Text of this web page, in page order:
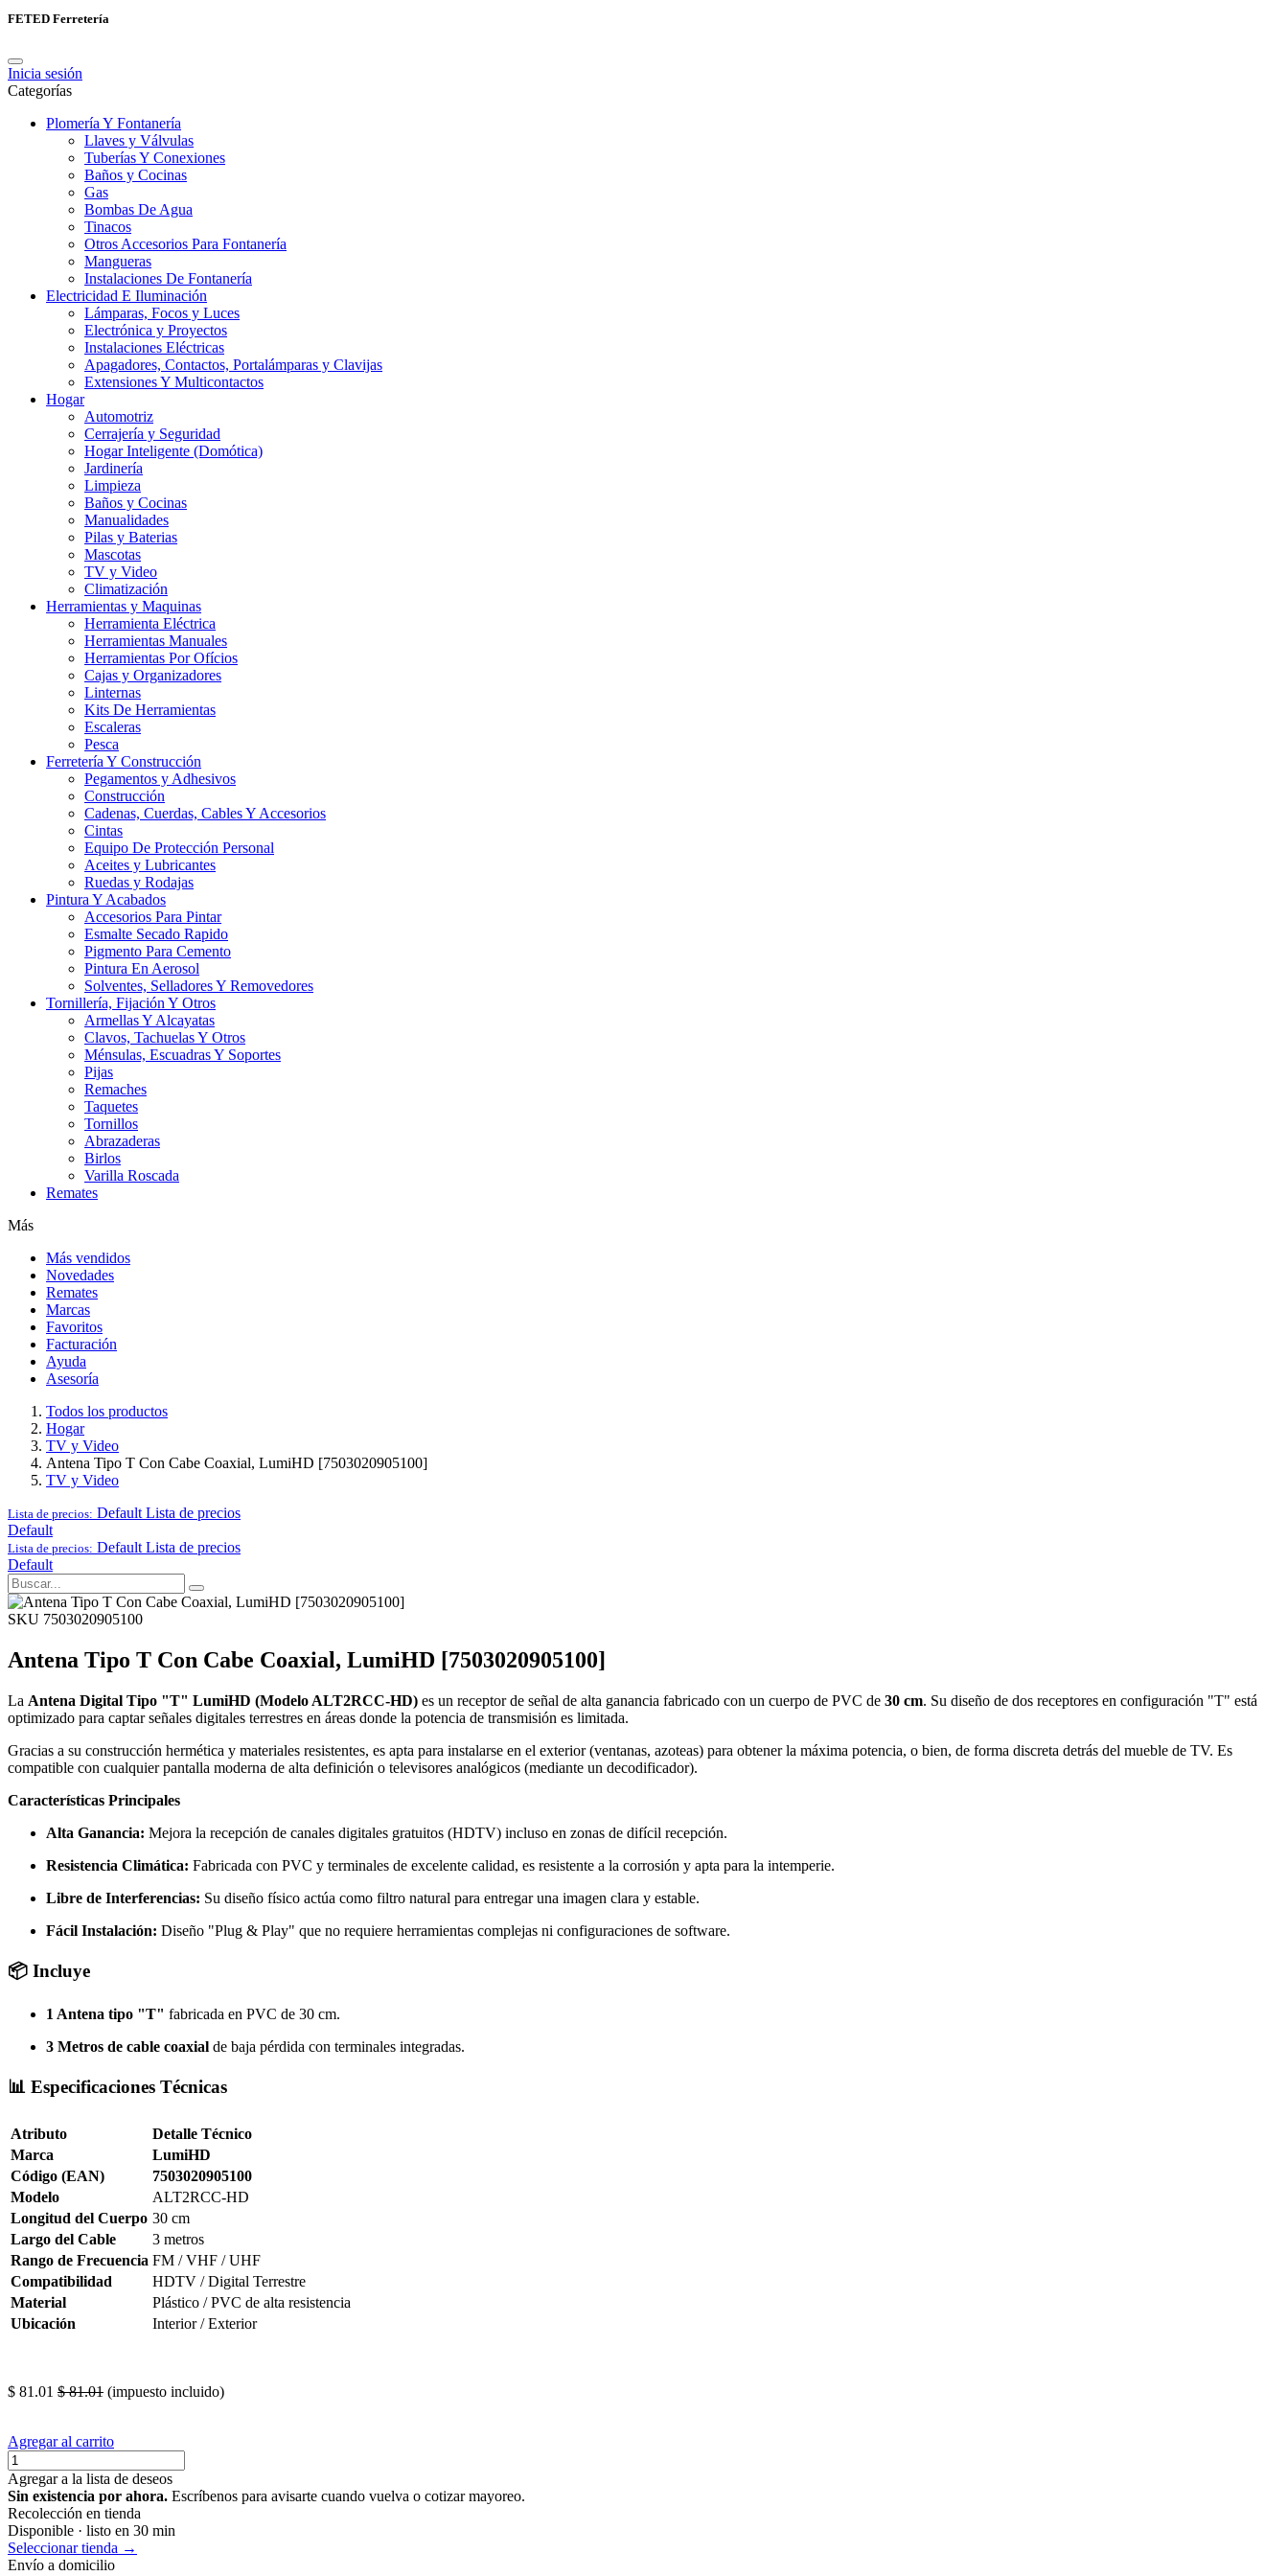
FETED Ferretería
Inicia sesión
Categorías
Plomería Y Fontanería
Llaves y Válvulas
Tuberías Y Conexiones
Baños y Cocinas
Gas
Bombas De Agua
Tinacos
Otros Accesorios Para Fontanería
Mangueras
Instalaciones De Fontanería
Electricidad E Iluminación
Lámparas, Focos y Luces
Electrónica y Proyectos
Instalaciones Eléctricas
Apagadores, Contactos, Portalámparas y Clavijas
Extensiones Y Multicontactos
Hogar
Automotriz
Cerrajería y Seguridad
Hogar Inteligente (Domótica)
Jardinería
Limpieza
Baños y Cocinas
Manualidades
Pilas y Baterias
Mascotas
TV y Video
Climatización
Herramientas y Maquinas
Herramienta Eléctrica
Herramientas Manuales
Herramientas Por Ofícios
Cajas y Organizadores
Linternas
Kits De Herramientas
Escaleras
Pesca
Ferretería Y Construcción
Pegamentos y Adhesivos
Construcción
Cadenas, Cuerdas, Cables Y Accesorios
Cintas
Equipo De Protección Personal
Aceites y Lubricantes
Ruedas y Rodajas
Pintura Y Acabados
Accesorios Para Pintar
Esmalte Secado Rapido
Pigmento Para Cemento
Pintura En Aerosol
Solventes, Selladores Y Removedores
Tornillería, Fijación Y Otros
Armellas Y Alcayatas
Clavos, Tachuelas Y Otros
Ménsulas, Escuadras Y Soportes
Pijas
Remaches
Taquetes
Tornillos
Abrazaderas
Birlos
Varilla Roscada
Remates
Más
Más vendidos
Novedades
Remates
Marcas
Favoritos
Facturación
Ayuda
Asesoría
Todos los productos
Hogar
TV y Video
Antena Tipo T Con Cabe Coaxial, LumiHD [7503020905100]
TV y Video
Lista de precios: Default Lista de precios
Default
Lista de precios: Default Lista de precios
Default
SKU 7503020905100
Antena Tipo T Con Cabe Coaxial, LumiHD [7503020905100]
La Antena Digital Tipo "T" LumiHD (Modelo ALT2RCC-HD) es un receptor de señal de alta ganancia fabricado con un cuerpo de PVC de 30 cm. Su diseño de dos receptores en configuración "T" está
optimizado para captar señales digitales terrestres en áreas donde la potencia de transmisión es limitada.
Gracias a su construcción hermética y materiales resistentes, es apta para instalarse en el exterior (ventanas, azoteas) para obtener la máxima potencia, o bien, de forma discreta detrás del mueble de TV. Es
compatible con cualquier pantalla moderna de alta definición o televisores analógicos (mediante un decodificador).
Características Principales
Alta Ganancia: Mejora la recepción de canales digitales gratuitos (HDTV) incluso en zonas de difícil recepción.
Resistencia Climática: Fabricada con PVC y terminales de excelente calidad, es resistente a la corrosión y apta para la intemperie.
Libre de Interferencias: Su diseño físico actúa como filtro natural para entregar una imagen clara y estable.
Fácil Instalación: Diseño "Plug & Play" que no requiere herramientas complejas ni configuraciones de software.
📦 Incluye
1 Antena tipo "T" fabricada en PVC de 30 cm.
3 Metros de cable coaxial de baja pérdida con terminales integradas.
📊 Especificaciones Técnicas
Atributo
Detalle Técnico
Marca
LumiHD
Código (EAN)
7503020905100
Modelo
ALT2RCC-HD
Longitud del Cuerpo 30 cm
Largo del Cable
3 metros
Rango de Frecuencia FM / VHF / UHF
Compatibilidad
HDTV / Digital Terrestre
Material
Plástico / PVC de alta resistencia
Ubicación
Interior / Exterior
$ 81.01 $81.01 (impuesto incluido)
Agregar al carrito
Agregar a la lista de deseos
Sin existencia por ahora. Escríbenos para avisarte cuando vuelva o cotizar mayoreo.
Recolección en tienda
Disponible · listo en 30 min
Seleccionar tienda →
Envío a domicilio